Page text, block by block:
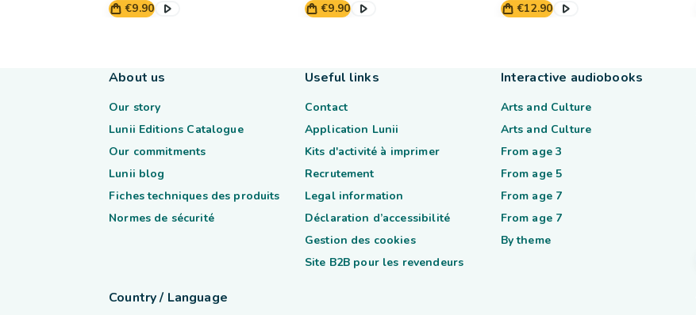
€9.90 €9.90
€12.90
About us
Our story
Lunii Editions Catalogue
Our commitments
Lunii blog
Fiches techniques des produits
Normes de sécurité
Useful links
Contact
Application Lunii
Kits d'activité à imprimer
Recrutement
Legal information
Déclaration d’accessibilité
Gestion des cookies
Site B2B pour les revendeurs
Interactive audiobooks
Arts and Culture
Arts and Culture
From age 3
From age 5
From age 7
From age 7
By theme
Country / Language